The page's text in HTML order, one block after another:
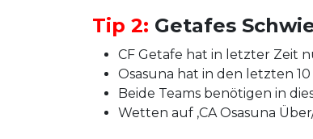
Tip 2: Getafes
CF Getafe hat in letzter Zeit
Osasuna hat in den letzten
Beide Teams benötigen in
Wetten auf ‚CA Osasuna